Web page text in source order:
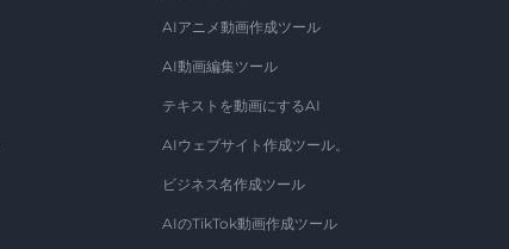
AIアニメ動画作成ツール
AI動画編集ツール
テキストを動画にするAI
AIウェブサイト作成ツール。
ビジネス名作成ツール
AIのTikTok動画作成ツール